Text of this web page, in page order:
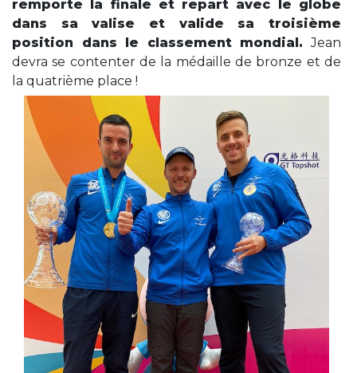
remporte la finale et repart avec le globe
dans sa valise et valide sa troisième
position dans le classement mondial. Jean
devra se contenter de la médaille de bronze et de
la quatrième place !